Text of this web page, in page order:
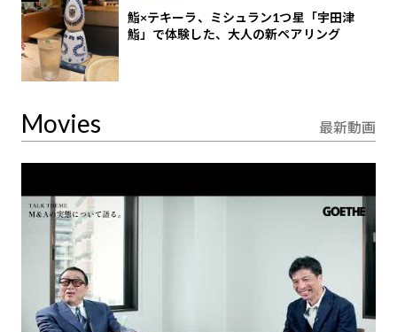
鮨×テキーラ、ミシュラン1つ星「宇田津
鮨」で体験した、大人の新ペアリング
Movies 最新動画